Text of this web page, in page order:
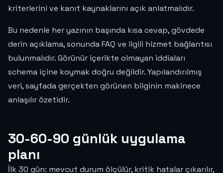
kriterlerini ve kanıt kaynaklarını açık anlatmalıdır.
Bu nedenle her yazının başında kısa cevap, gövdede
derin açıklama, sonunda FAQ ve ilgili hizmet bağlantısı
bulunmalıdır. Görünür içerikte olmayan iddiaları
schema içine koymak doğru değildir. Yapılandırılmış
veri, sayfada gerçekten görünen bilginin makinece
anlaşılır özetidir.
30-60-90 günlük uygulama
planı
İlk 30 gün: mevcut durum ölçülür, kritik hatalar çıkarılır,